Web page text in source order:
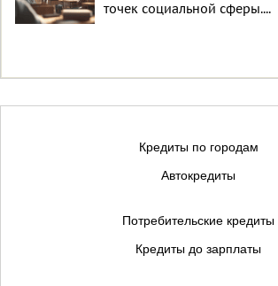
точек социальной сферы....
Кредиты по городам
Автокредиты
Потребительские кредиты
Кредиты до зарплаты